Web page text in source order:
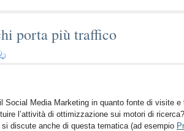
porta più traffico
Social Media Marketing in quanto fonte di visite
l’attività di ottimizzazione sui motori di
si discute anche di questa tematica (ad esempio